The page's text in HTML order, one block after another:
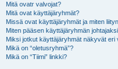
Mitä ovatr valvojat?
Mitä ovat käyttäjäryhmät?
Missä ovat käyttäjäryhmät ja miten
Miten pääsen käyttäjäryhmän
Miksi jotkut käyttäjäryhmät näkyvät eri
Mikä on “oletusryhmä”?
Mikä on “Tiimi” linkki?